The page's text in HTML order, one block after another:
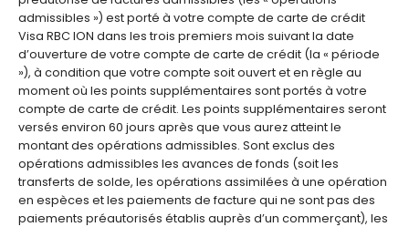
admissibles ») est porté à votre compte de carte de crédit
Visa RBC ION dans les trois premiers mois suivant la date
d’ouverture de votre compte de carte de crédit (la « période
»), à condition que votre compte soit ouvert et en règle au
moment où les points supplémentaires sont portés à votre
compte de carte de crédit. Les points supplémentaires seront
versés environ 60 jours après que vous aurez atteint le
montant des opérations admissibles. Sont exclus des
opérations admissibles les avances de fonds (soit les
transferts de solde, les opérations assimilées à une opération
en espèces et les paiements de facture qui ne sont pas des
paiements préautorisés établis auprès d’un commerçant), les